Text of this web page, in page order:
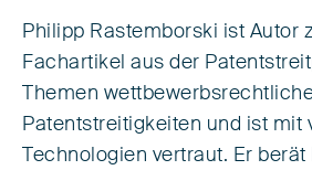
Philipp Rastemborski ist Autor
Fachartikel aus der
Themen
Patentstreitig­keiten und ist mit
Technologien vertraut. Er